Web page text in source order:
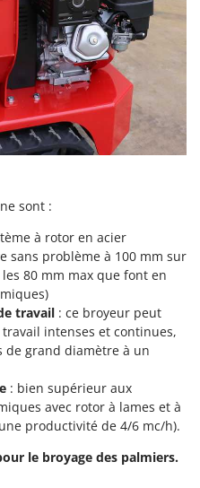
Feuilles
à dos
pour tracteur
sont :
à rotor en acier
sans problème à 100 mm sur
80 mm max que font en
travail : ce broyeur peut
intenses et continues,
de grand diamètre à un
: bien supérieur aux
avec rotor à lames et à
productivité de 4/6 mc/h).
le broyage des palmiers.